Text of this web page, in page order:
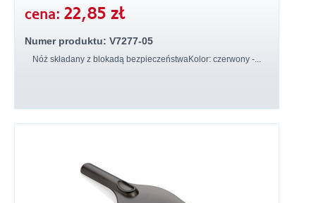
cena: 22,85 zł
Numer produktu: V7277-05
Nóż składany z blokadą bezpieczeństwaKolor: czerwony -...